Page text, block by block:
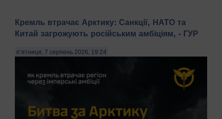
Кремль втрачає Арктику: Санкції, НАТО та
Китай загрожують російським амбіціям, - ГУР
п’ятниця, 7 серпень 2026, 19:24